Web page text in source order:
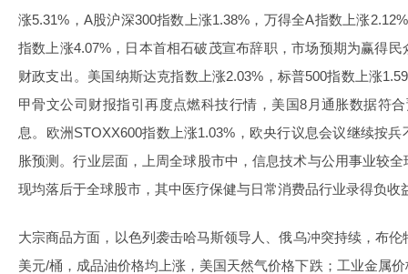
涨5.31%，A股沪深300指数上涨1.38%，万得全A指数上涨
指数上涨4.07%，日本首相石破茂宣布辞职，市场预期为赢得
财政支出。美国纳斯达克指数上涨2.03%，标普500指数上涨
甲骨文公司财报指引再度点燃科技行情，美国8月通胀数据符
息。欧洲STOXX600指数上涨1.03%，欧央行议息会议继续按
胀预测。行业层面，上周全球股市中，信息技术与公用事业较
现均落后于全球股市，其中医疗保健与日常消费品行业录得负收
大宗商品方面，以色列袭击哈马斯领导人、俄乌冲突持续，布
美元/桶，成品油价格均上涨，美国天然气价格下跌；工业金属